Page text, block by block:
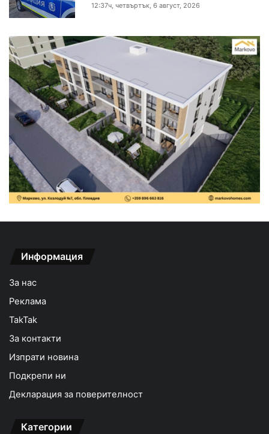
12:37ч, четвъртък, 6 август, 2026
Информация
За нас
Реклама
TakTak
За контакти
Изпрати новина
Подкрепи ни
Декларация за поверителност
Категории